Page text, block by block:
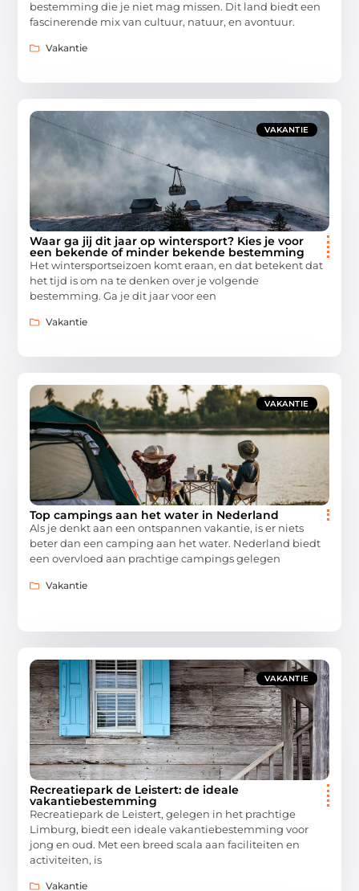
bestemming die je niet mag missen. Dit land biedt een
fascinerende mix van cultuur, natuur, en avontuur.
Vakantie
VAKANTIE
Waar ga jij dit jaar op wintersport? Kies je voor
een bekende of minder bekende bestemming
Het wintersportseizoen komt eraan, en dat betekent dat
het tijd is om na te denken over je volgende
bestemming. Ga je dit jaar voor een
Vakantie
VAKANTIE
Top campings aan het water in Nederland
Als je denkt aan een ontspannen vakantie, is er niets
beter dan een camping aan het water. Nederland biedt
een overvloed aan prachtige campings gelegen
Vakantie
VAKANTIE
Recreatiepark de Leistert: de ideale
vakantiebestemming
Recreatiepark de Leistert, gelegen in het prachtige
Limburg, biedt een ideale vakantiebestemming voor
jong en oud. Met een breed scala aan faciliteiten en
activiteiten, is
Vakantie